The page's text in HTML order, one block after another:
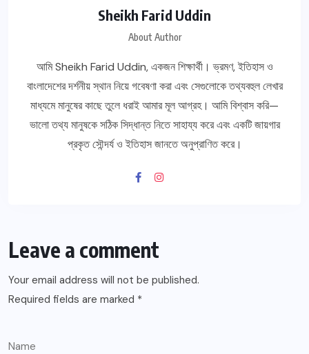
Sheikh Farid Uddin
About Author
আমি Sheikh Farid Uddin, একজন শিক্ষার্থী। ভ্রমণ, ইতিহাস ও
বাংলাদেশের দর্শনীয় স্থান নিয়ে গবেষণা করা এবং সেগুলোকে তথ্যবহুল লেখার
মাধ্যমে মানুষের কাছে তুলে ধরাই আমার মূল আগ্রহ। আমি বিশ্বাস করি—
ভালো তথ্য মানুষকে সঠিক সিদ্ধান্ত নিতে সাহায্য করে এবং একটি জায়গার
প্রকৃত সৌন্দর্য ও ইতিহাস জানতে অনুপ্রাণিত করে।
Leave a comment
Your email address will not be published.
Required fields are marked *